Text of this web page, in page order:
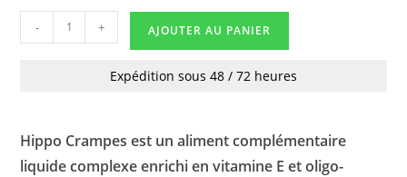
- + AJOUTER AU PANIER
Expédition sous 48 / 72 heures
Hippo Crampes est un aliment complémentaire
liquide complexe enrichi en vitamine E et oligo-